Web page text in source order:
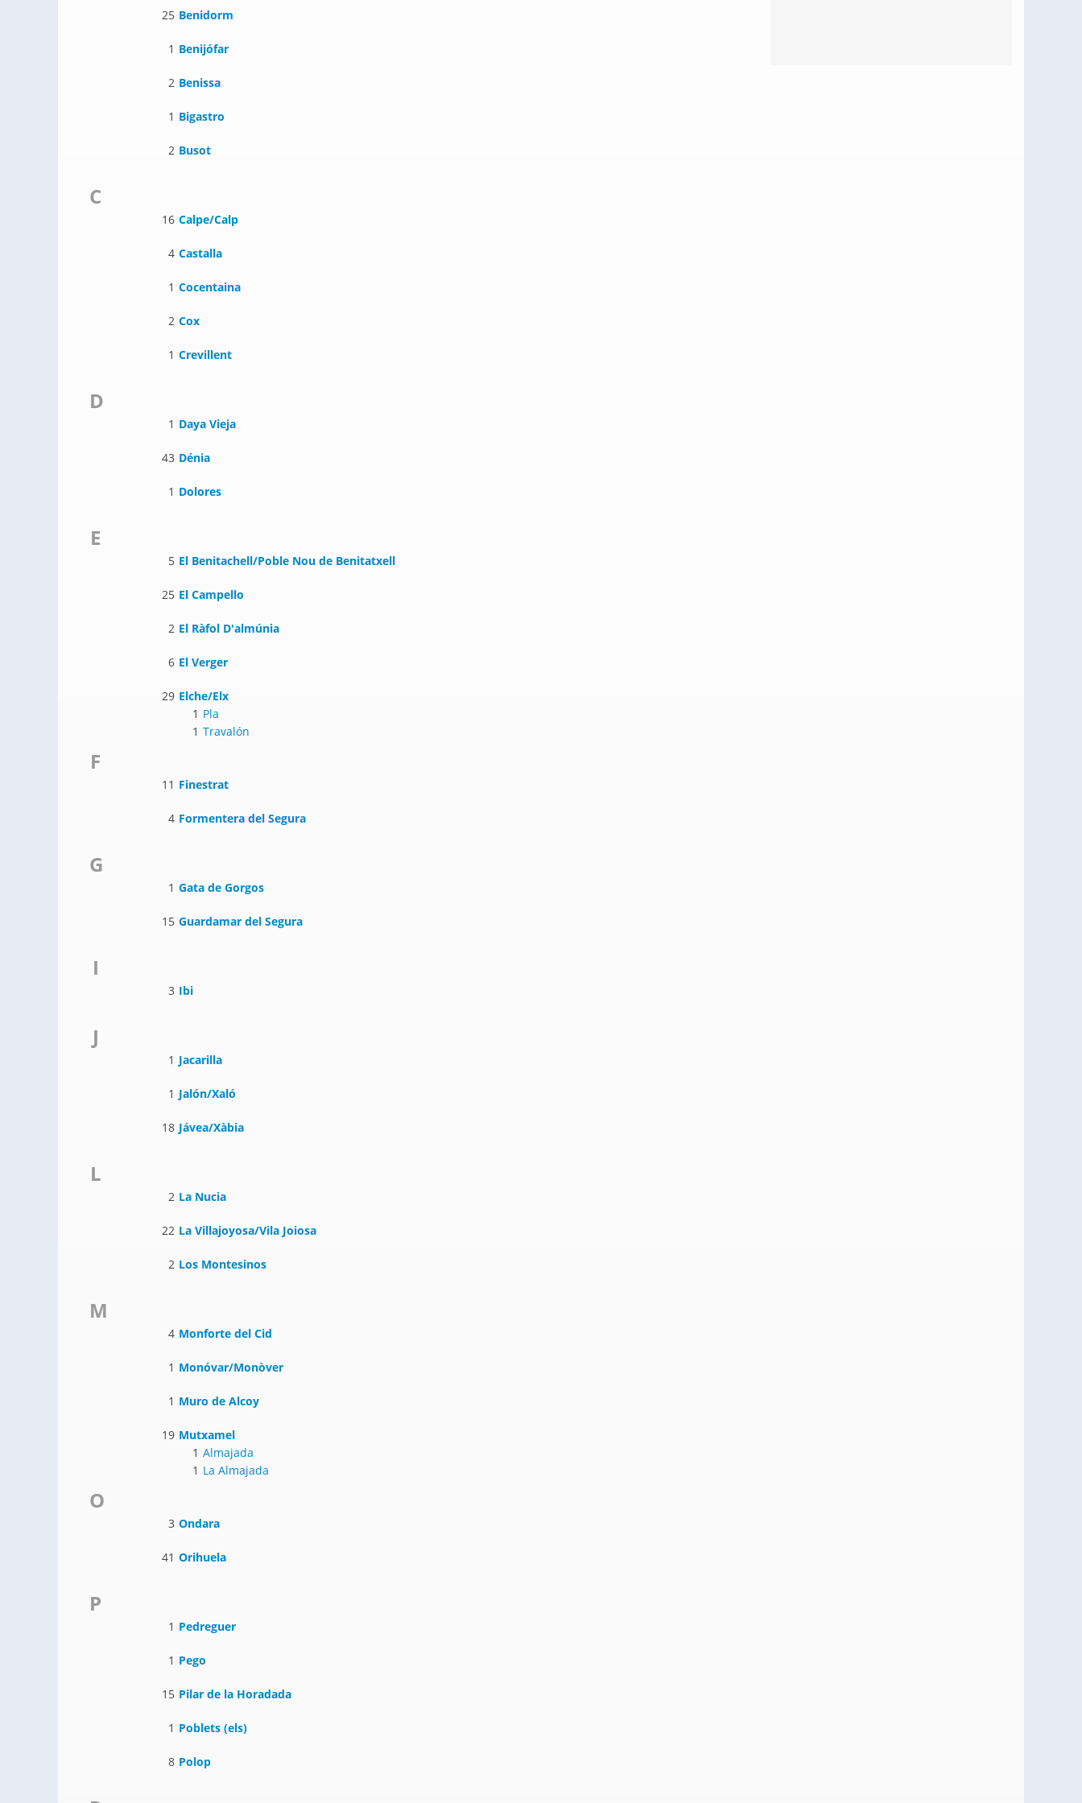
25 Benidorm
1 Benijófar
2 Benissa
1 Bigastro
2 Busot
C
16 Calpe/Calp
4 Castalla
1 Cocentaina
2 Cox
1 Crevillent
D
1 Daya Vieja
43 Dénia
1 Dolores
E
5 El Benitachell/Poble Nou de Benitatxell
25 El Campello
2 El Ràfol D'almúnia
6 El Verger
29 Elche/Elx
1 Pla
1 Travalón
F
11 Finestrat
4 Formentera del Segura
G
1 Gata de Gorgos
15 Guardamar del Segura
I
3 Ibi
J
1 Jacarilla
1 Jalón/Xaló
18 Jávea/Xàbia
L
2 La Nucia
22 La Villajoyosa/Vila Joiosa
2 Los Montesinos
M
4 Monforte del Cid
1 Monóvar/Monòver
1 Muro de Alcoy
19 Mutxamel
1 Almajada
1 La Almajada
O
3 Ondara
41 Orihuela
P
1 Pedreguer
1 Pego
15 Pilar de la Horadada
1 Poblets (els)
8 Polop